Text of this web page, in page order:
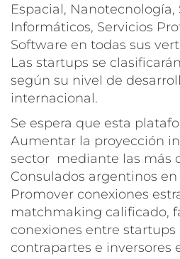
Espacial, Nanotecnología,
Informáticos, Servicios
Software en todas sus
Las startups se
según su nivel de
internacional.
Se espera que esta
Aumentar la proyección
sector mediante las más
Consulados argentinos
Promover conexiones
matchmaking calificado,
conexiones entre
contrapartes e inversores